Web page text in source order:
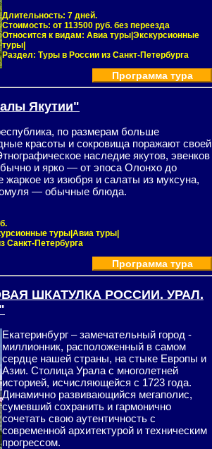
Длительность: 7 дней.
Стоимость: от 113500 руб. без переезда
Относится к видам: Авиа туры|Экскурсионные
туры|
Раздел: Туры в России из Санкт-Петербурга
Программа тура
Якутии"
по размерам больше
красоты и сокровища поражают своей
наследие якутов, эвенков
и ярко — от эпоса Олонхо до
жаркое из изюбря и салаты из муксуна,
омуля — обычные блюда.
туры|Авиа туры|
Санкт-Петербурга
Программа тура
ШКАТУЛКА РОССИИ. УРАЛ.
Екатеринбург – замечательный город -
миллионник, расположенный в cамом
сердце нашей страны, на стыке Европы и
Азии. Столица Урала с многолетней
историей, исчисляющейся с 1723 года.
Динамично развивающийся мегаполис,
сумевший сохранить и гармонично
сочетать свою аутентичность с
современной архитектурой и техническим
прогрессом.